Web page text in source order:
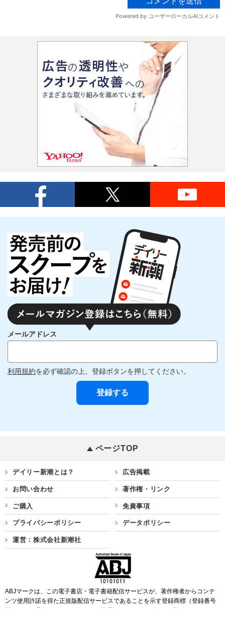
メールアドレス
利用規約を必ず確認の上、登録ボタンを押してください。
ページTOP
デイリー新潮とは？ 広告掲載
お問い合わせ 著作権・リンク
ご購入 免責事項
プライバシーポリシー データポリシー
運営：株式会社新潮社
ABJマークは、この電子書店・電子書籍配信サービスが、著作権者からコンテ
ンツ使用許諾を得た正規版配信サービスであることを示す登録商標（登録番号